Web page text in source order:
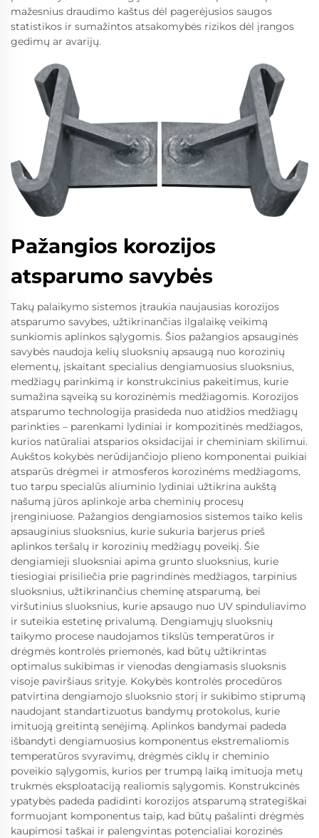
mažesnius draudimo kaštus dėl pagerėjusios saugos
statistikos ir sumažintos atsakomybės rizikos dėl įrangos
gedimų ar avarijų.
Pažangios korozijos
atsparumo savybės
Takų palaikymo sistemos įtraukia naujausias korozijos
atsparumo savybes, užtikrinančias ilgalaikę veikimą
sunkiomis aplinkos sąlygomis. Šios pažangios apsauginės
savybės naudoja kelių sluoksnių apsaugą nuo korozinių
elementų, įskaitant specialius dengiamuosius sluoksnius,
medžiagų parinkimą ir konstrukcinius pakeitimus, kurie
sumažina sąveiką su korozinėmis medžiagomis. Korozijos
atsparumo technologija prasideda nuo atidžios medžiagų
parinkties – parenkami lydiniai ir kompozitinės medžiagos,
kurios natūraliai atsparios oksidacijai ir cheminiam skilimui.
Aukštos kokybės nerūdijančiojo plieno komponentai puikiai
atsparūs drėgmei ir atmosferos korozinėms medžiagoms,
tuo tarpu specialūs aliuminio lydiniai užtikrina aukštą
našumą jūros aplinkoje arba cheminių procesų
įrenginiuose. Pažangios dengiamosios sistemos taiko kelis
apsauginius sluoksnius, kurie sukuria barjerus prieš
aplinkos teršalų ir korozinių medžiagų poveikį. Šie
dengiamieji sluoksniai apima grunto sluoksnius, kurie
tiesiogiai prisiliečia prie pagrindinės medžiagos, tarpinius
sluoksnius, užtikrinančius cheminę atsparumą, bei
viršutinius sluoksnius, kurie apsaugo nuo UV spinduliavimo
ir suteikia estetinę privalumą. Dengiamųjų sluoksnių
taikymo procese naudojamos tikslūs temperatūros ir
drėgmės kontrolės priemonės, kad būtų užtikrintas
optimalus sukibimas ir vienodas dengiamasis sluoksnis
visoje paviršiaus srityje. Kokybės kontrolės procedūros
patvirtina dengiamojo sluoksnio storį ir sukibimo stiprumą
naudojant standartizuotus bandymų protokolus, kurie
imituoją greitintą senėjimą. Aplinkos bandymai padeda
išbandyti dengiamuosius komponentus ekstremaliomis
temperatūros svyravimų, drėgmės ciklų ir cheminio
poveikio sąlygomis, kurios per trumpą laiką imituoja metų
trukmės eksploataciją realiomis sąlygomis. Konstrukcinės
ypatybės padeda padidinti korozijos atsparumą strategiškai
formuojant komponentus taip, kad būtų pašalinti drėgmės
kaupimosi taškai ir palengvintas potencialiai korozinės